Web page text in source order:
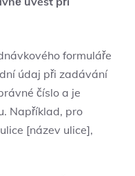
formuláře
údaj při zadávání
číslo a je
Například, pro
[název ulice],